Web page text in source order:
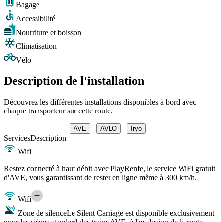
Bagage
Accessibilité
Nourriture et boisson
Climatisation
Vélo
Description de l'installation
Découvrez les différentes installations disponibles à bord avec
chaque transporteur sur cette route.
AVE AVLO Iryo
ServicesDescription
Wifi
Restez connecté à haut débit avec PlayRenfe, le service WiFi gratuit
d'AVE, vous garantissant de rester en ligne même à 300 km/h.
Wifi
Zone de silenceLe Silent Carriage est disponible exclusivement